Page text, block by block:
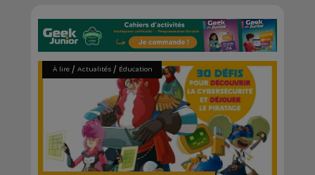
À lire/ Actualités/ Éducation